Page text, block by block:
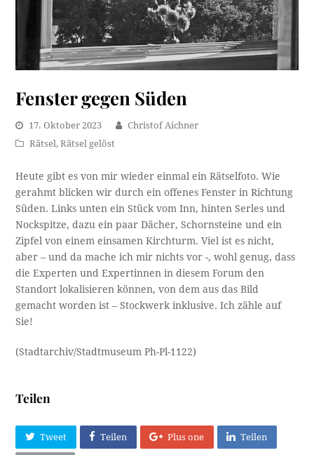
Fenster gegen Süden
17. Oktober 2023
Christof Aichner
Rätsel,Rätsel gelöst
Heute gibt es von mir wieder einmal ein Rätselfoto. Wie
gerahmt blicken wir durch ein offenes Fenster in Richtung
Süden. Links unten ein Stück vom Inn, hinten Serles und
Nockspitze, dazu ein paar Dächer, Schornsteine und ein
Zipfel von einem einsamen Kirchturm. Viel ist es nicht,
aber – und da mache ich mir nichts vor -, wohl genug, dass
die Experten und Expertinnen in diesem Forum den
Standort lokalisieren können, von dem aus das Bild
gemacht worden ist – Stockwerk inklusive. Ich zähle auf
Sie!
(Stadtarchiv/Stadtmuseum Ph-Pl-1122)
Teilen
Tweet Teilen Plus one Teilen